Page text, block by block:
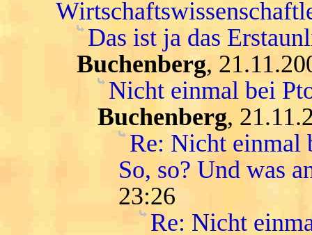
Das ist ja das
Buchenberg,
Nicht einmal bei
Buchenberg,
Re: Nicht einmal
So, so? Und was
23:26
Re: Nicht